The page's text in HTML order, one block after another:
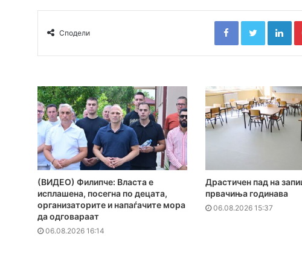
Сподели
FacebookTwitter
(ВИДЕО) Филипче: Власта е
исплашена, посегна по децата,
организаторите и напаѓачите мора
да одговараат
06.08.2026 16:14
Драстичен пад на
првачиња годинава
06.08.2026 15:37